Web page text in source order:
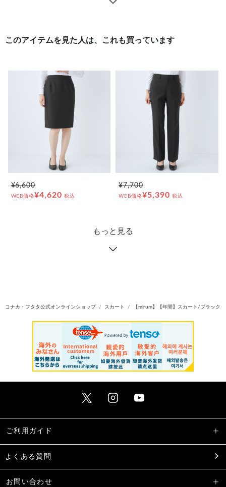
このアイテムを見た人は、これも買っています
¥6,600
WEB価格¥4,620 税込
¥7,700
WEB価格¥5,390 税込
もっと見る
コナカ・フタタ公式オンラインショップ スカート 【mirum】【年間】スカート/ブラック
ご利用ガイド
よくある質問
お問い合わせ